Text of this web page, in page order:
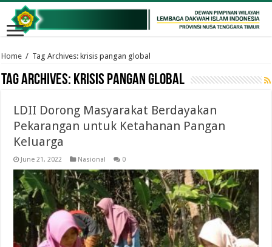
Home / Tag Archives: krisis pangan global
Tag Archives: krisis pangan global
LDII Dorong Masyarakat Berdayakan
Pekarangan untuk Ketahanan Pangan
Keluarga
June 21, 2022 Nasional 0